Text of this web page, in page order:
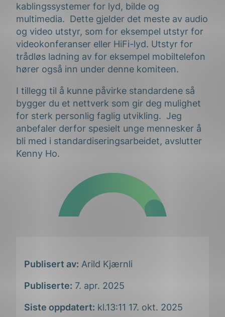
kablingssystemer for lyd, bilde og
multimedia. Dette gjelder det meste av audio
og video utstyr, som for eksempel utstyr for
videokonferanser eller HiFi-lyd. Utstyr for
trådløs ladning av for eksempel mobiltelefon
hører også inn under denne komiteen.
I tillegg til å kunne påvirke standardene så
bygger du et nettverk som gir deg mulighet
for sterk personlig faglig utvikling. Jeg
anbefaler derfor spesielt unge mennesker å
bli med i standardiseringsarbeidet, avslutter
Kenny Ho.
Publisert av: Arild Kjærnli
Publiserte: 7. apr. 2025
Siste oppdatert: kl.13:11 17. okt. 2025